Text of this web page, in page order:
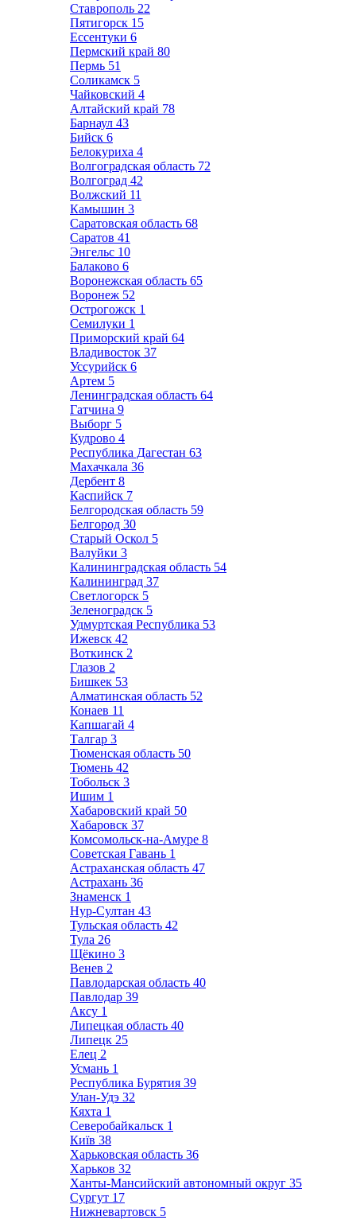
Ставрополь 22
Пятигорск 15
Ессентуки 6
Пермский край 80
Пермь 51
Соликамск 5
Чайковский 4
Алтайский край 78
Барнаул 43
Бийск 6
Белокуриха 4
Волгоградская область 72
Волгоград 42
Волжский 11
Камышин 3
Саратовская область 68
Саратов 41
Энгельс 10
Балаково 6
Воронежская область 65
Воронеж 52
Острогожск 1
Семилуки 1
Приморский край 64
Владивосток 37
Уссурийск 6
Артем 5
Ленинградская область 64
Гатчина 9
Выборг 5
Кудрово 4
Республика Дагестан 63
Махачкала 36
Дербент 8
Каспийск 7
Белгородская область 59
Белгород 30
Старый Оскол 5
Валуйки 3
Калининградская область 54
Калининград 37
Светлогорск 5
Зеленоградск 5
Удмуртская Республика 53
Ижевск 42
Воткинск 2
Глазов 2
Бишкек 53
Алматинская область 52
Конаев 11
Капшагай 4
Талгар 3
Тюменская область 50
Тюмень 42
Тобольск 3
Ишим 1
Хабаровский край 50
Хабаровск 37
Комсомольск-на-Амуре 8
Советская Гавань 1
Астраханская область 47
Астрахань 36
Знаменск 1
Нур-Султан 43
Тульская область 42
Тула 26
Щёкино 3
Венев 2
Павлодарская область 40
Павлодар 39
Аксу 1
Липецкая область 40
Липецк 25
Елец 2
Усмань 1
Республика Бурятия 39
Улан-Удэ 32
Кяхта 1
Северобайкальск 1
Київ 38
Харьковская область 36
Харьков 32
Ханты-Мансийский автономный округ 35
Сургут 17
Нижневартовск 5